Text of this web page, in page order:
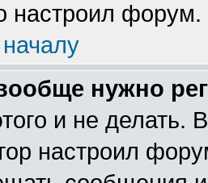
настроил форум.
нужно
и не делать.
настроил